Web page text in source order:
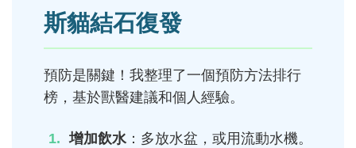
斯貓結石復發
預防是關鍵！我整理了一個預防方法排行
榜，基於獸醫建議和個人經驗。
增加飲水 ：多放水盆，或用流動水機。